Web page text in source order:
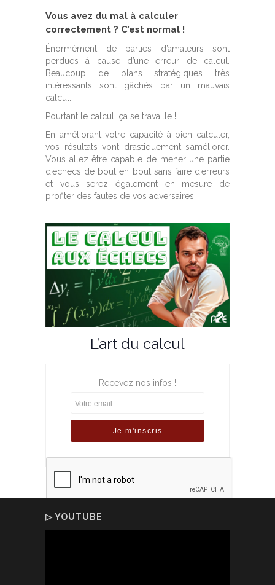
Vous avez du mal à calculer
correctement ? C’est normal !
Énormément de parties d’amateurs sont
perdues à cause d’une erreur de calcul.
Beaucoup de plans stratégiques très
intéressants sont gâchés par un mauvais
calcul.
Pourtant le calcul, ça se travaille !
En améliorant votre capacité à bien calculer,
vos résultats vont drastiquement s’améliorer.
Vous allez être capable de mener une partie
d’échecs de bout en bout sans faire d’erreurs
et vous serez également en mesure de
profiter des fautes de vos adversaires.
L’art du calcul
Recevez nos infos !
▷ YOUTUBE